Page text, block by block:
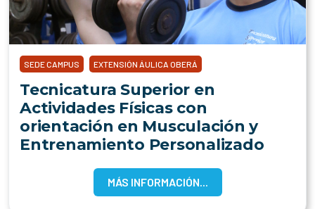
SEDE CAMPUS EXTENSIÓN ÁULICA OBERÁ
Tecnicatura Superior en
Actividades Físicas con
orientación en Musculación y
Entrenamiento Personalizado
MÁS INFORMACIÓN...